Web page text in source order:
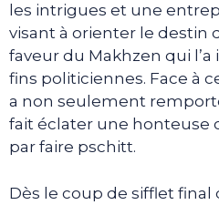
les intrigues et une
visant à orienter le destin
faveur du Makhzen qui
fins politiciennes. Face à
a non seulement
fait éclater une honteuse
par faire pschitt.
Dès le coup de sifflet final